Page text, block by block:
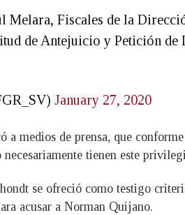
Melara, Fiscales de la
de Antejuicio y Petición de
January 27, 2020
medios de prensa, que
tienen este
se ofreció como testigo
acusar a Norman Quijano.